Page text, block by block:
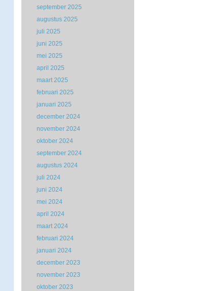
september 2025
augustus 2025
juli 2025
juni 2025
mei 2025
april 2025
maart 2025
februari 2025
januari 2025
december 2024
november 2024
oktober 2024
september 2024
augustus 2024
juli 2024
juni 2024
mei 2024
april 2024
maart 2024
februari 2024
januari 2024
december 2023
november 2023
oktober 2023